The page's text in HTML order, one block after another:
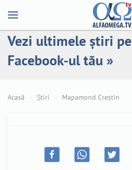
Vezi ultimele știri pe
Facebook-ul tău »
Acasă Știri Mapamond Creștin